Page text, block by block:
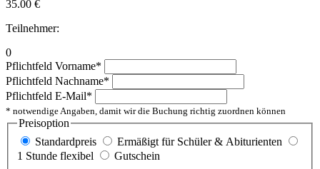
35.00 €
Teilnehmer:
0
Pflichtfeld Vorname*
Pflichtfeld Nachname*
Pflichtfeld E-Mail*
* notwendige Angaben, damit wir die Buchung richtig zuordnen können
Preisoption
Standardpreis
Ermäßigt für Schüler & Abiturienten
1 Stunde flexibel
Gutschein